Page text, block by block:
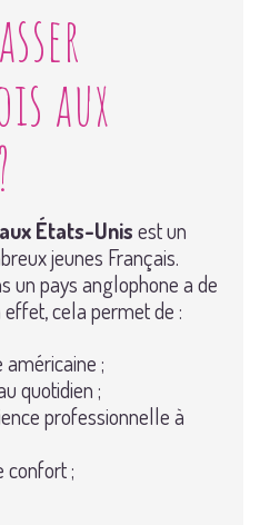
aux
États-Unisest un
jeunes Français.
un pays anglophone a de
cela permet de :
;
quotidien ;
professionnelle à
confort ;